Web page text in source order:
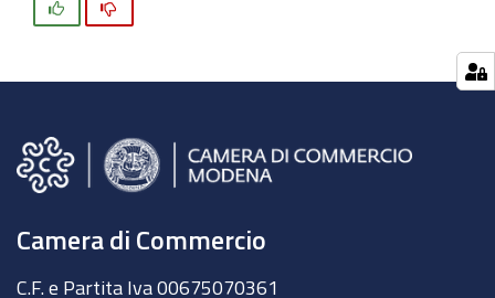
Camera di Commercio
C.F. e Partita Iva 00675070361